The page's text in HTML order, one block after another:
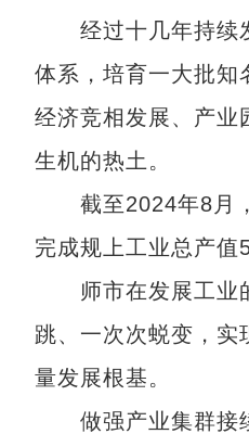
经过十几年持续发
体系，培育一大批知
经济竞相发展、产业
生机的热土。
截至2024年8月，
完成规上工业总产值
师市在发展工业的
跳、一次次蜕变，实
量发展根基。
做强产业集群接